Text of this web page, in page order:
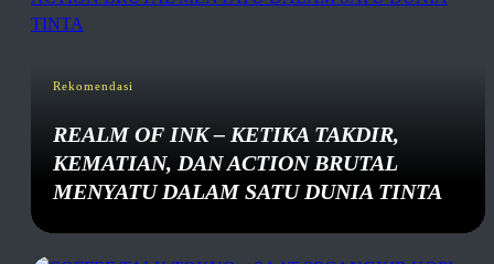
Rekomendasi
REALM OF INK – KETIKA TAKDIR,
KEMATIAN, DAN ACTION BRUTAL
MENYATU DALAM SATU DUNIA TINTA